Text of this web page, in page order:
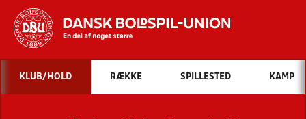
Hvad vil du søge efter?
INDHOLD OG NYHEDER
KLUB/HOLD RÆKKE SPILLESTED KAMP